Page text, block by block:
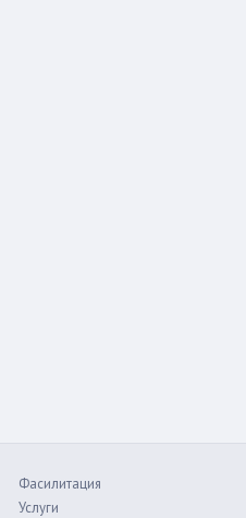
Фасилитация
Услуги